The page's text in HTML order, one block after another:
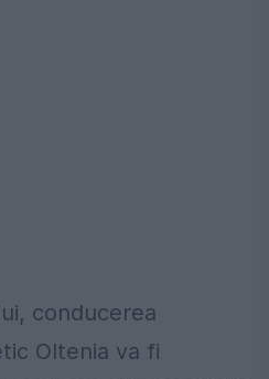
conducerea
Oltenia va fi